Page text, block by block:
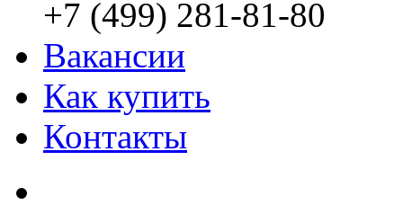
+7 (499) 281-81-80
Вакансии
Как купить
Контакты